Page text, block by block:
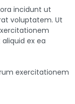
incidunt ut
voluptatem. Ut
ex ea
exercitationem